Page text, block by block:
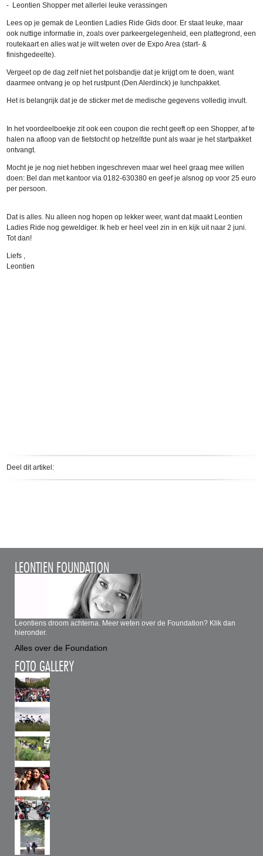
- Leontien Shopper met allerlei leuke verassingen
Lees op je gemak de Leontien Ladies Ride Gids door. Er staat leuke, maar
ook nuttige informatie in, zoals over parkeergelegenheid, een plattegrond, een
routekaart en alles wat je wilt weten over de Expo Area (start- &
finishgedeelte).
Vergeet op de dag zelf niet het polsbandje dat je krijgt om te doen, want
daarmee ontvang je op het rustpunt (Den Alerdinck) je lunchpakket.
Het is belangrijk dat je de sticker met de medische gegevens volledig invult.
In het voordeelboekje zit ook een coupon die recht geeft op een Shopper, af te
halen na afloop van de fietstocht op hetzelfde punt als waar je het startpakket
ontvangt.
Mocht je je nog niet hebben ingeschreven maar wel heel graag mee willen
doen: Bel dan met kantoor via 0182-630380 en geef je alsnog op voor 25 euro
per persoon.
Dat is alles. Nu alleen nog hopen op lekker weer, want dat maakt Leontien
Ladies Ride nog geweldiger. Ik heb er heel veel zin in en kijk uit naar 2 juni.
Tot dan!
Liefs ,
Leontien
Deel dit artikel:
LEONTIEN FOUNDATION
Leontiens droom achterna. Meer weten over de Foundation? Klik dan
hieronder.
Alles over de Foundation
FOTO GALLERY